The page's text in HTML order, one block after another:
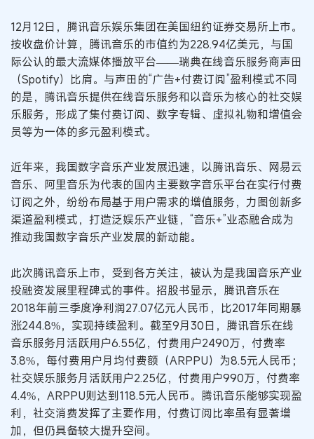
12月12日，腾讯音乐娱乐集团在美国纽约证券交易所上市。
按收盘价计算，腾讯音乐的市值约为228.94亿美元，与国
际公认的最大流媒体播放平台——瑞典在线音乐服务商声田
（Spotify）比肩。与声田的“广告+付费订阅”盈利模式不同
的是，腾讯音乐提供在线音乐服务和以音乐为核心的社交娱
乐服务，形成了集付费订阅、数字专辑、虚拟礼物和增值会
员等为一体的多元盈利模式。
近年来，我国数字音乐产业发展迅速，以腾讯音乐、网易云
音乐、阿里音乐为代表的国内主要数字音乐平台在实行付费
订阅之外，纷纷布局基于用户需求的增值服务，力图创新多
渠道盈利模式，打造泛娱乐产业链，“音乐+”业态融合成为
推动我国数字音乐产业发展的新动能。
此次腾讯音乐上市，受到各方关注，被认为是我国音乐产业
投融资发展里程碑式的事件。招股书显示，腾讯音乐在
2018年前三季度净利润27.07亿元人民币，比2017年同期暴
涨244.8%，实现持续盈利。截至9月30日，腾讯音乐在线
音乐服务月活跃用户6.55亿，付费用户2490万，付费率
3.8%，每付费用户月均付费额（ARPPU）为8.5元人民币；
社交娱乐服务月活跃用户2.25亿，付费用户990万，付费率
4.4%，ARPPU则达到118.5元人民币。腾讯音乐能够实现盈
利，社交消费发挥了主要作用，付费订阅比率虽有显著增
加，但仍具备较大提升空间。